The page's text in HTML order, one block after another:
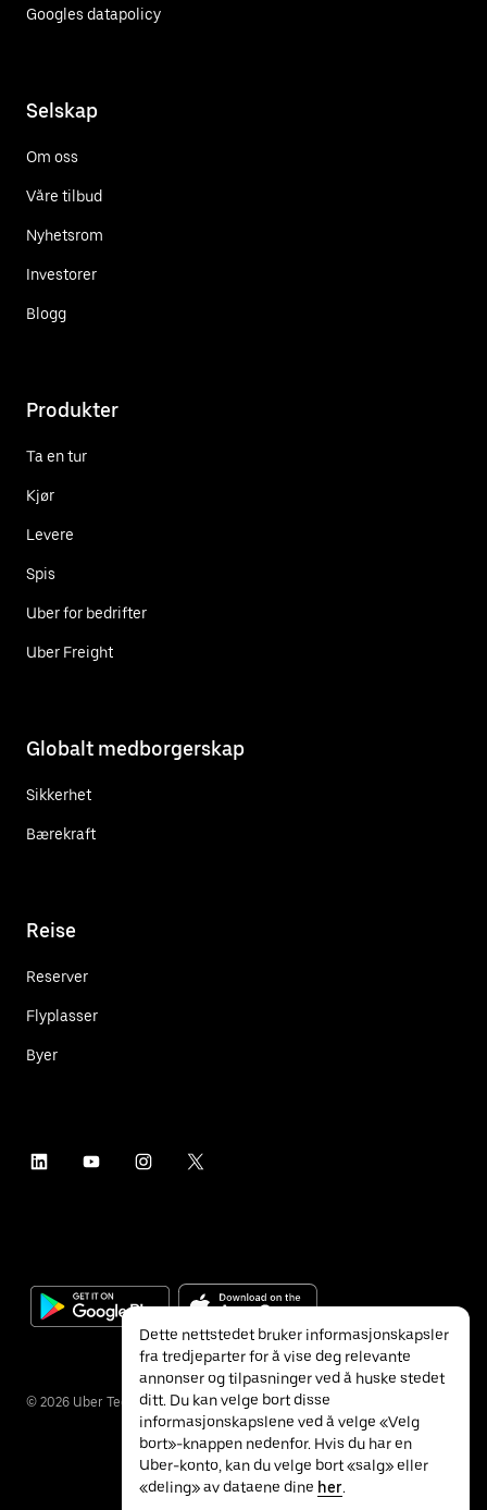
Googles datapolicy
Selskap
Om oss
Våre tilbud
Nyhetsrom
Investorer
Blogg
Produkter
Ta en tur
Kjør
Levere
Spis
Uber for bedrifter
Uber Freight
Globalt medborgerskap
Sikkerhet
Bærekraft
Reise
Reserver
Flyplasser
Byer
© 2026 Uber Technologies Inc.
Dette nettstedet bruker informasjonskapsler
fra tredjeparter for å vise deg relevante
annonser og tilpasninger ved å huske stedet
ditt. Du kan velge bort disse
informasjonskapslene ved å velge «Velg
bort»-knappen nedenfor. Hvis du har en
Uber-konto, kan du velge bort «salg» eller
«deling» av dataene dine her.